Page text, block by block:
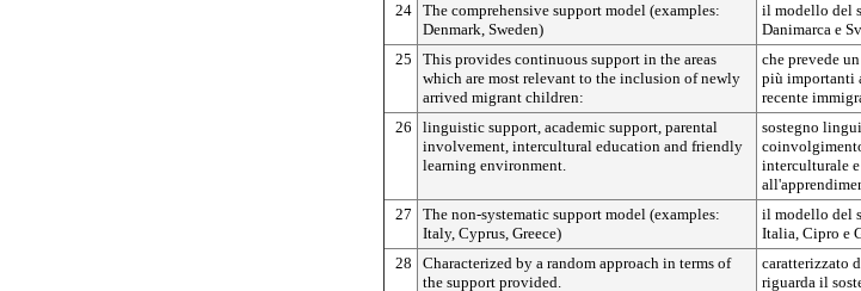
24 The comprehensive support model (examples:
Denmark, Sweden)
il modello del
Danimarca e
25
This provides continuous support in the areas
which are most relevant to the inclusion of newly
arrived migrant children:
che prevede
più importanti
recente
26
linguistic support, academic support, parental
involvement, intercultural education and friendly
learning environment.
sostegno
interculturale
27
The non-systematic support model (examples:
Italy, Cyprus, Greece)
il modello del
Italia, Cipro e
28
Characterized by a random approach in terms of
the support provided.
caratterizzato
riguarda il